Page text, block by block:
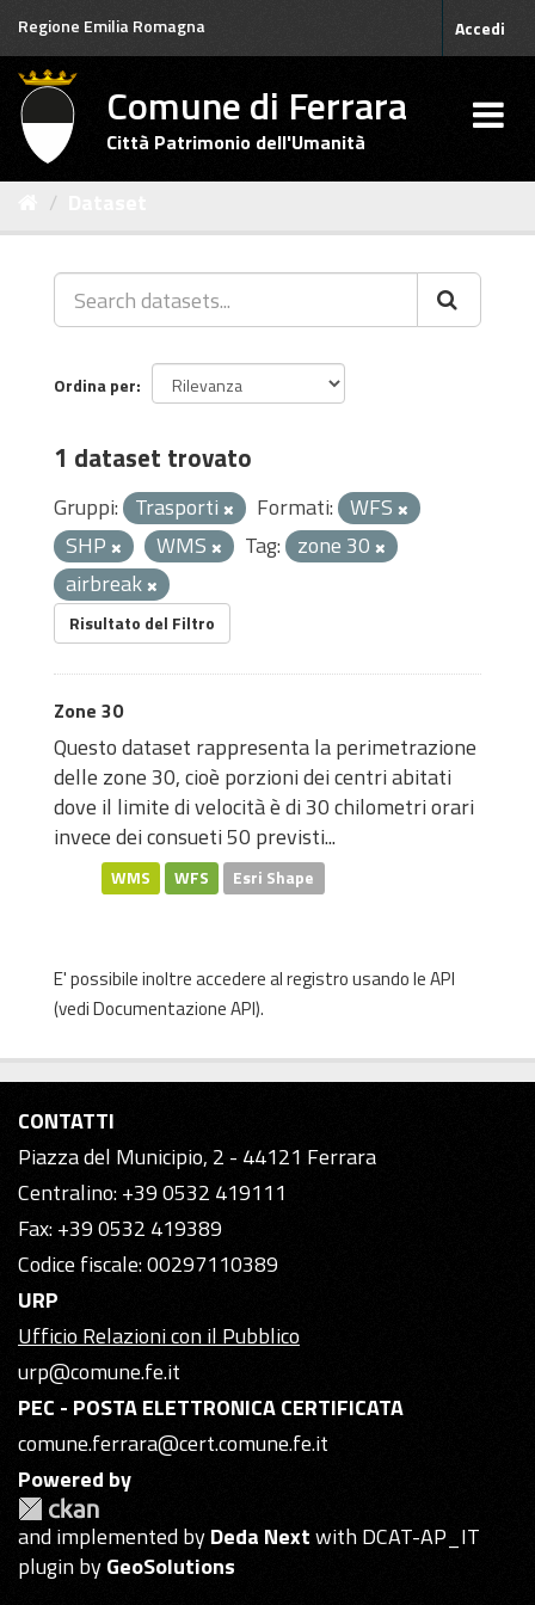
Salta
contenuto
Regione Emilia Romagna Accedi
Comune di Ferrara
Città Patrimonio dell'Umanità
Ordina per
1 dataset trovato
Gruppi: Trasporti Formati: WFS
SHP
WMS Tag: zone 30
airbreak
Risultato del Filtro
Zone 30
Questo dataset rappresenta la perimetrazione
delle zone 30, cioè porzioni dei centri abitati
dove il limite di velocità è di 30 chilometri orari
invece dei consueti 50 previsti...
WMS WFS Esri Shape
E' possibile inoltre accedere al registro usando leAPI
(vediDocumentazione API).
CONTATTI
Piazza del Municipio, 2 - 44121 Ferrara
Centralino: +39 0532 419111
Fax: +39 0532 419389
Codice fiscale: 00297110389
URP
Ufficio Relazioni con il Pubblico
urp@comune.fe.it
PEC - POSTA ELETTRONICA CERTIFICATA
comune.ferrara@cert.comune.fe.it
Powered by
and implemented byDeda Nextwith DCAT-AP_IT
plugin byGeoSolutions